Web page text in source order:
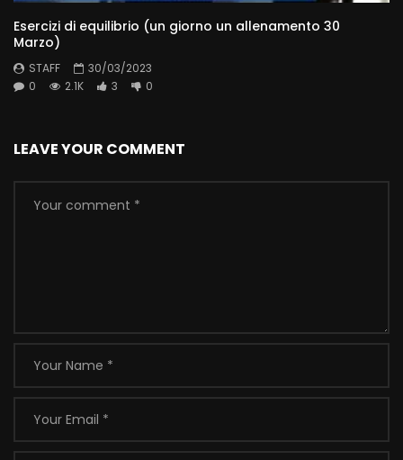
Esercizi di equilibrio (un giorno un allenamento 30
Marzo)
STAFF
30/03/2023
0
2.1K 3 0
LEAVE YOUR COMMENT